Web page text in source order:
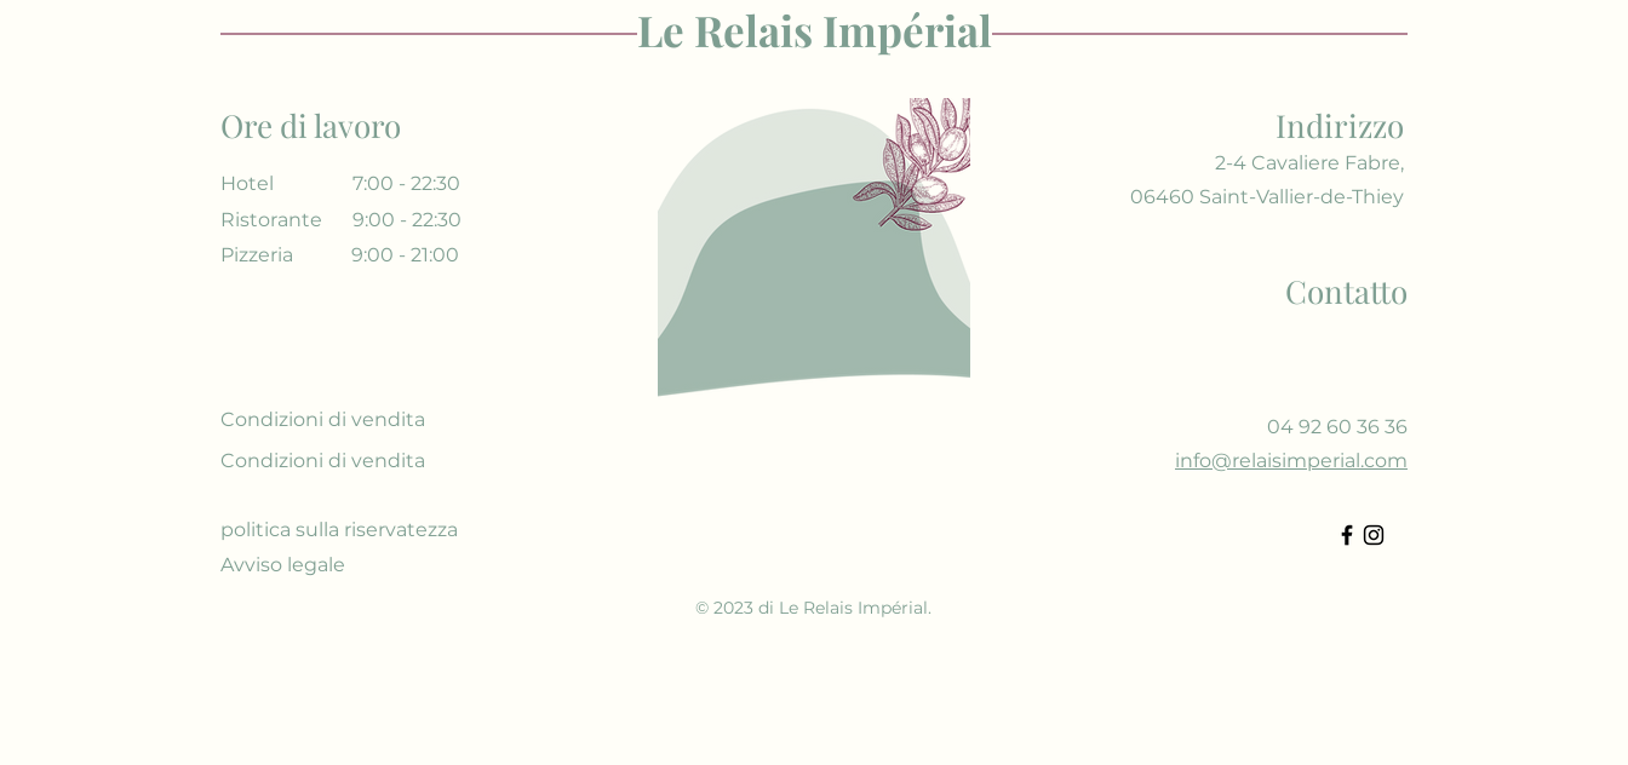
Le Relais Impérial
Ore di lavoro
Hotel
7:00 - 22:30
Ristorante
9:00 - 22:30
Pizzeria
9:00 - 21:00
Condizioni di vendita
Condizioni di vendita
politica sulla riservatezza
Indirizzo
2-4 Cavaliere Fabre,
06460 Saint-Vallier-de-Thiey
Contatto
04 92 60 36 36
info@relaisimperial.com
Avviso legale
© 2023 di Le Relais Impérial.